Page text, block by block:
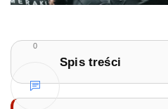
0
Spis treści
1. Czy dieta ma